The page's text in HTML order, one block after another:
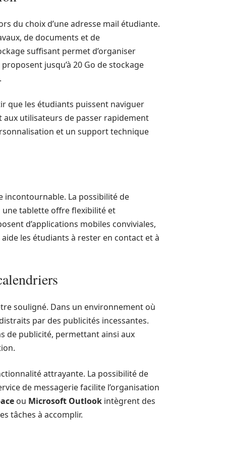
du choix d’une adresse mail étudiante.
de documents et de
suffisant permet d’organiser
proposent jusqu’à 20 Go de stockage
que les étudiants puissent naviguer
utilisateurs de passer rapidement
et un support technique
incontournable. La possibilité de
une tablette offre flexibilité et
d’applications mobiles conviviales,
les étudiants à rester en contact et à
souligné. Dans un environnement où
par des publicités incessantes.
de publicité, permettant ainsi aux
attrayante. La possibilité de
de messagerie facilite l’organisation
ou Microsoft Outlook intègrent des
tâches à accomplir.